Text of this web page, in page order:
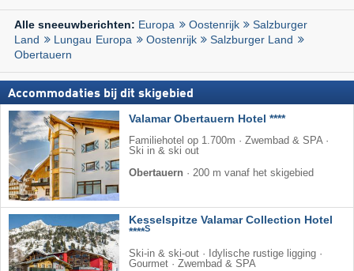
Alle sneeuwberichten: Europa Oostenrijk
Salzburger
Land
Lungau Europa Oostenrijk
Salzburger Land
Obertauern
Accommodaties bij dit skigebied
Valamar Obertauern Hotel ****
Familiehotel op 1.700m · Zwembad & SPA ·
Ski in & ski out
Obertauern · 200 m vanaf het skigebied
Kesselspitze Valamar Collection Hotel
****S
Ski-in & ski-out · Idylische rustige ligging ·
Gourmet · Zwembad & SPA